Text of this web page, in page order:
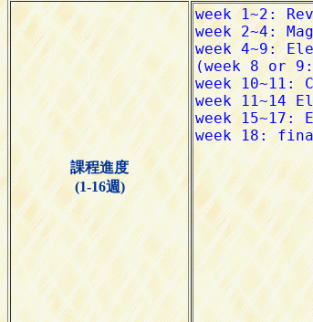
課程進度
(1-16週)